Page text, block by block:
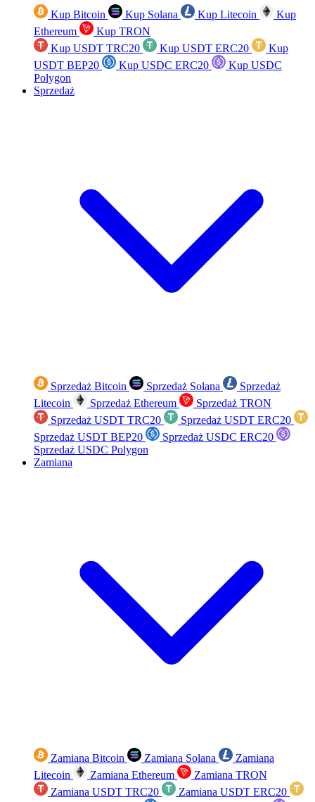
Kup Bitcoin Kup Solana Kup Litecoin
Kup
Ethereum
Kup TRON
Kup USDT TRC20
Kup USDT ERC20
Kup
USDT BEP20
Kup USDC ERC20
Kup USDC
Polygon
Sprzedaż
Sprzedaż Bitcoin Sprzedaż Solana
Sprzedaż
Litecoin
Sprzedaż Ethereum
Sprzedaż TRON
Sprzedaż USDT TRC20
Sprzedaż USDT ERC20
Sprzedaż USDT BEP20
Sprzedaż USDC ERC20
Sprzedaż USDC Polygon
Zamiana
Zamiana Bitcoin Zamiana Solana
Zamiana
Litecoin
Zamiana Ethereum
Zamiana TRON
Zamiana USDT TRC20
Zamiana USDT ERC20